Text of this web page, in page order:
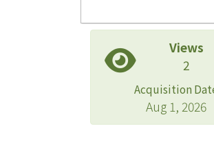
Views
2
Acquisition
Aug 1, 2026